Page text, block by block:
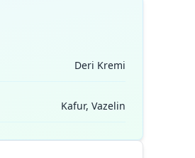
Deri Kremi
Kafur, Vazelin